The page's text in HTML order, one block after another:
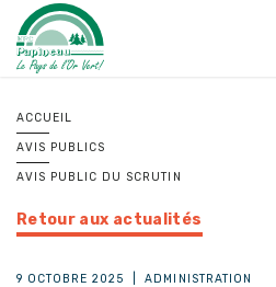
ACCUEIL
AVIS PUBLICS
AVIS PUBLIC DU SCRUTIN
Retour aux actualités
9 OCTOBRE 2025 ADMINISTRATION